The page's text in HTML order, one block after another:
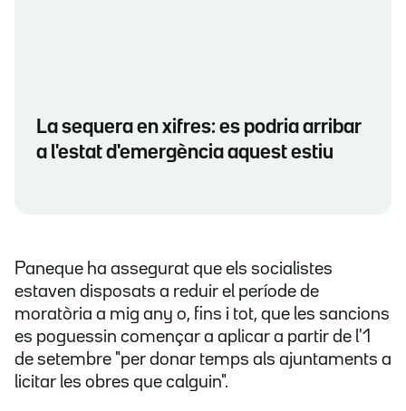
La sequera en xifres: es podria arribar
a l'estat d'emergència aquest estiu
Paneque ha assegurat que els socialistes
estaven disposats a reduir el període de
moratòria a mig any o, fins i tot, que les sancions
es poguessin començar a aplicar a partir de l'1
de setembre "per donar temps als ajuntaments a
licitar les obres que calguin".